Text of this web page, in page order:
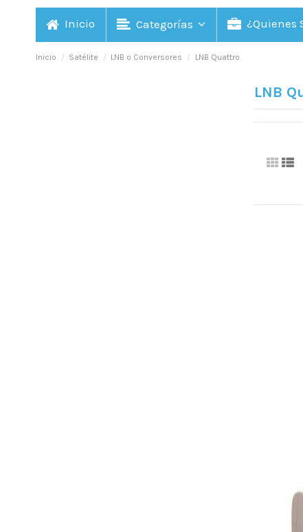
Inicio Categorías ¿Quienes
Inicio Satélite LNB o Conversores LNB Quattro
LNB